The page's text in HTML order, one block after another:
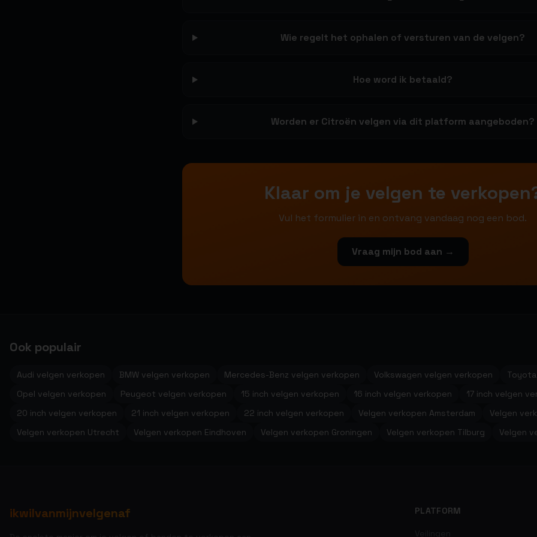
Wie regelt het ophalen of versturen van de velgen?
Hoe word ik betaald?
Worden er Citroën velgen via dit platform aangeboden?
Klaar om je velgen te
Vul het formulier in en ontvang vandaag nog een bod.
Vraag mijn bod aan →
Ook populair
Audi velgen verkopen BMW velgen verkopen Mercedes-Benz velgen verkopen Volkswagen velgen verkopen
Opel velgen verkopen
Peugeot velgen verkopen 15 inch velgen verkopen 16 inch velgen verkopen
17 inch velgen
20 inch velgen verkopen
21 inch velgen verkopen 22 inch velgen verkopen Velgen verkopen Amsterdam
Velgen
Velgen verkopen Utrecht
Velgen verkopen Eindhoven Velgen verkopen Groningen Velgen verkopen Tilburg Velgen
ikwilvanmijnvelgenaf PLATFORM